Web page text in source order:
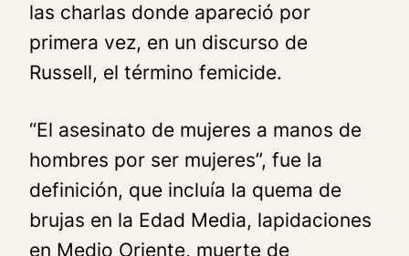
las charlas donde apareció por
primera vez, en un discurso de
Russell, el término femicide.
“El asesinato de mujeres a manos de
hombres por ser mujeres”, fue la
definición, que incluía la quema de
brujas en la Edad Media, lapidaciones
en Medio Oriente, muerte de